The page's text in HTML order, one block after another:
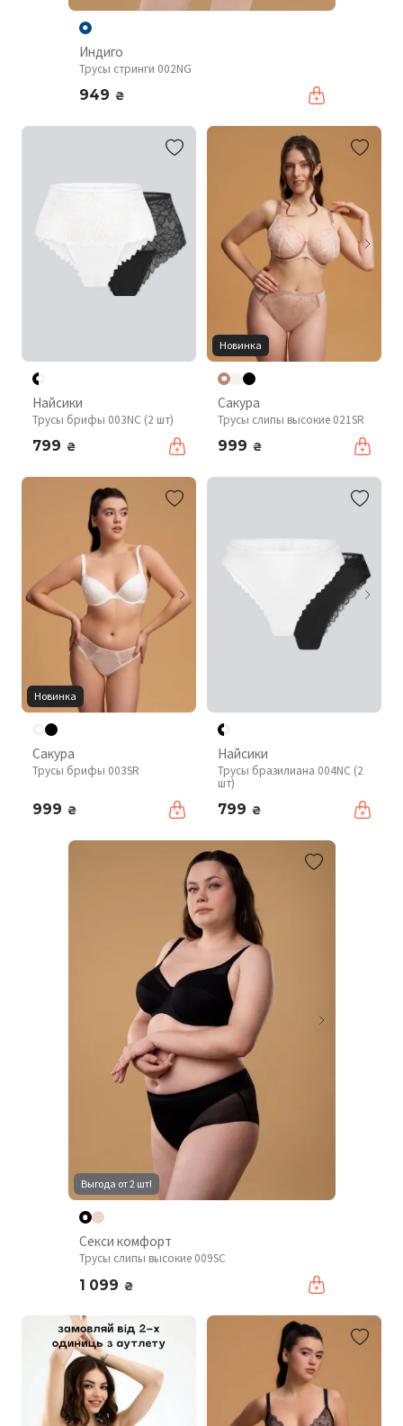
Индиго
Трусы стринги 002NG
949 ₴
Найсики
Трусы брифы 003NC (2 шт)
799 ₴
Новинка
Сакура
Трусы слипы высокие 021SR
999 ₴
Новинка
Сакура
Трусы брифы 003SR
999 ₴
Найсики
Трусы бразилиана 004NC (2
шт)
799 ₴
Выгода от 2 шт!
Секси комфорт
Трусы слипы высокие 009SC
1 099 ₴